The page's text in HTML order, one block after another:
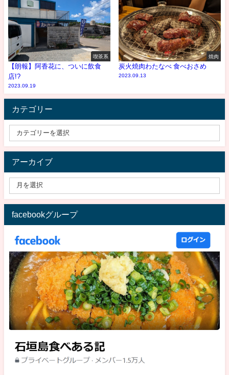
喫茶系
【朗報】阿香花に、ついに飲食
店!?
2023.09.19
焼肉
炭火焼肉わたなべ 食べおさめ
2023.09.13
カテゴリー
アーカイブ
facebookグループ